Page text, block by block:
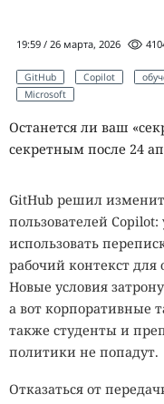
19:59 / 26 марта, 2026
GitHub Copilot
Microsoft
Останется ли ваш
секретным после 24
GitHub решил
пользователей
использовать
рабочий контекст для
Новые условия
а вот корпоративные
также студенты и
политики не попадут.
Отказаться от